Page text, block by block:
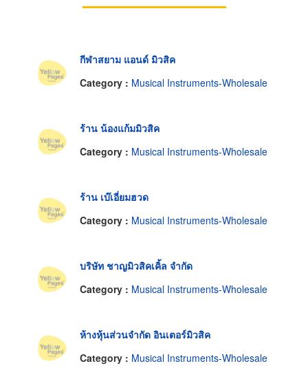
กีฬาสยาม แอนด์ มิวสิค
Category : Musical Instruments-Wholesale
ร้าน น้องแก้มมิวสิค
Category : Musical Instruments-Wholesale
ร้าน เบ๊เอี่ยมฮวด
Category : Musical Instruments-Wholesale
บริษัท ชาญมิวสิคเคิ้ล จำกัด
Category : Musical Instruments-Wholesale
ห้างหุ้นส่วนจำกัด อินเตอร์มิวสิค
Category : Musical Instruments-Wholesale